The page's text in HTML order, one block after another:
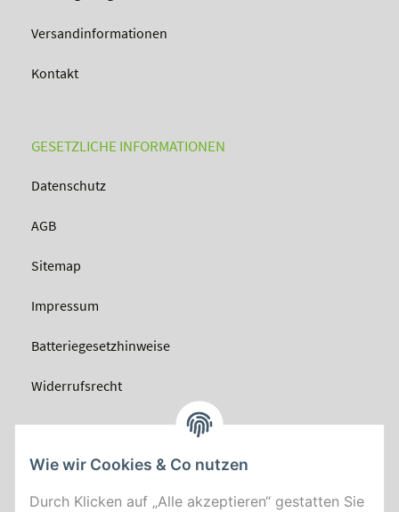
Versandinformationen
Kontakt
GESETZLICHE INFORMATIONEN
Datenschutz
AGB
Sitemap
Impressum
Batteriegesetzhinweise
Widerrufsrecht
Wie wir Cookies & Co nutzen
Durch Klicken auf „Alle akzeptieren“ gestatten Sie